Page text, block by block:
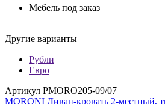
Мебель под заказ
Другие варианты
Рубли
Евро
Артикул PMORO205-09/07
MORONI Диван-кровать 2-местный,